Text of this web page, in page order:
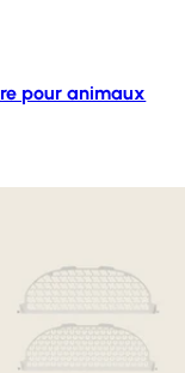
pour animaux